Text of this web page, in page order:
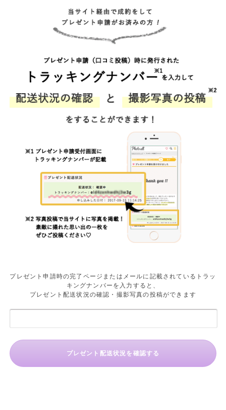
プレゼント申請時の完了ページまたはメールに記載されているトラッ
キングナンバーを入力すると、
プレゼント配送状況の確認・撮影写真の投稿ができます